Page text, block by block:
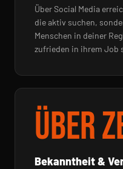
Über Social Media
die aktiv suchen,
Menschen in deiner
zufrieden in ihrem Job
Über
Bekanntheit &